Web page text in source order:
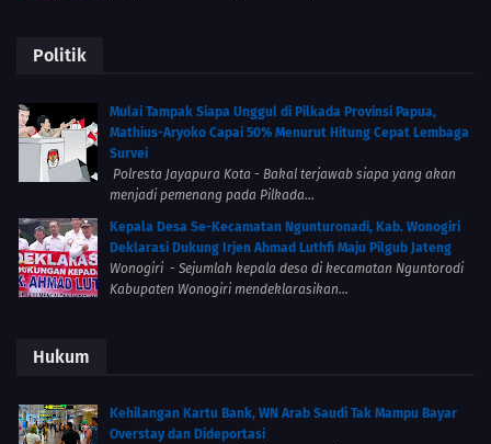
Politik
Mulai Tampak Siapa Unggul di Pilkada Provinsi Papua,
Mathius-Aryoko Capai 50% Menurut Hitung Cepat Lembaga
Survei
Polresta Jayapura Kota - Bakal terjawab siapa yang akan
menjadi pemenang pada Pilkada...
Kepala Desa Se-Kecamatan Ngunturonadi, Kab. Wonogiri
Deklarasi Dukung Irjen Ahmad Luthfi Maju Pilgub Jateng
Wonogiri - Sejumlah kepala desa di kecamatan Nguntorodi
Kabupaten Wonogiri mendeklarasikan...
Hukum
Kehilangan Kartu Bank, WN Arab Saudi Tak Mampu Bayar
Overstay dan Dideportasi